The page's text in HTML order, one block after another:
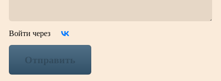
Войти через
Отправить